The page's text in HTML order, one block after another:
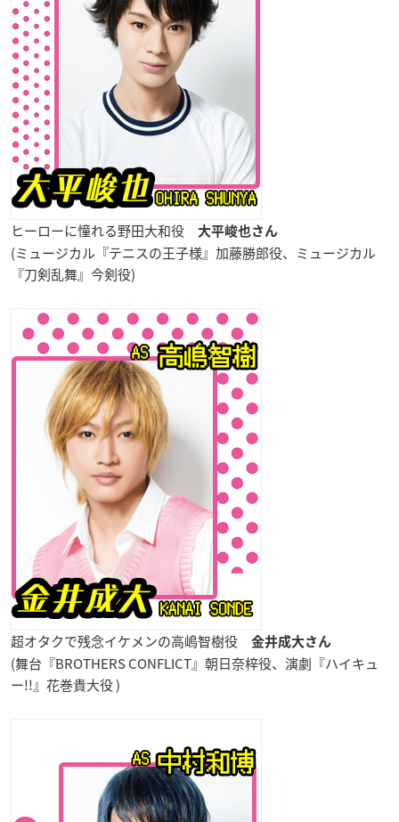
ヒーローに憧れる野田大和役 大平峻也さん
(ミュージカル『テニスの王子様』加藤勝郎役、ミュージカル
『刀剣乱舞』今剣役)
超オタクで残念イケメンの高嶋智樹役 金井成大さん
(舞台『BROTHERS CONFLICT』朝日奈梓役、演劇『ハイキュ
ー!!』花巻貴大役 )